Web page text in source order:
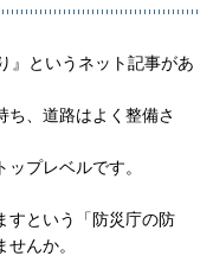
』というネット記事があ
ち、道路はよく整備さ
プレベルです。
すという「防災庁の防
んか。